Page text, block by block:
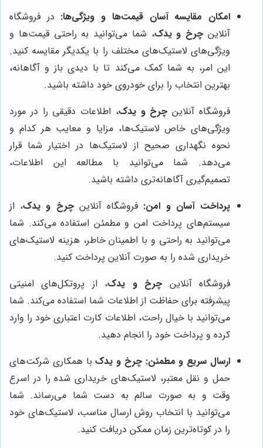
امکان مقایسه آسان قیمت‌ها و ویژگی‌ها: در فروشگاه
آنلاین چرخ و یدک، شما می‌توانید به راحتی قیمت‌ها و
ویژگی‌های لاستیک‌های مختلف را با یکدیگر مقایسه کنید.
این امر، به شما کمک می‌کند تا با دیدی باز و آگاهانه،
بهترین انتخاب را برای خودروی خود داشته باشید.
فروشگاه آنلاین چرخ و یدک، اطلاعات دقیقی را در مورد
ویژگی‌های خاص لاستیک‌ها، مزایا و معایب هر کدام و
نحوه نگهداری صحیح از لاستیک‌ها در اختیار شما قرار
می‌دهد. شما می‌توانید با مطالعه این اطلاعات،
تصمیم‌گیری آگاهانه‌تری داشته باشید.
پرداخت آسان و امن: فروشگاه آنلاینچرخ و یدک، از
سیستم‌های پرداخت امن و مطمئن استفاده می‌کند. شما
می‌توانید به راحتی و با اطمینان خاطر، هزینه لاستیک‌های
خریداری شده را به صورت آنلاین پرداخت کنید.
فروشگاه آنلاین چرخ و یدک، از پروتکل‌های امنیتی
پیشرفته برای حفاظت از اطلاعات شما استفاده می‌کند. شما
می‌توانید با خیال راحت، اطلاعات کارت اعتباری خود را وارد
کرده و پرداخت خود را انجام دهید.
ارسال سریع و مطمئن: چرخ و یدکبا همکاری شرکت‌های
حمل و نقل معتبر، لاستیک‌های خریداری شده را در اسرع
وقت و به صورت سالم به دست شما می‌رساند. شما
می‌توانید با انتخاب روش ارسال مناسب، لاستیک‌های خود
را در کوتاه‌ترین زمان ممکن دریافت کنید.